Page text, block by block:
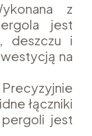
z
jest
deszczu i
na
łączniki
jest